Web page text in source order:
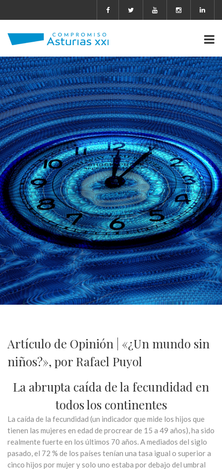
Artículo de Opinión | «¿Un mundo sin
niños?», por Rafael Puyol
La abrupta caída de la fecundidad en
todos los continentes
La caída de la fecundidad (un indicador que mide los hijos que
tienen las mujeres en edad de procrear de 15 a 49 años), ha sido
realmente fuerte en los últimos 70 años. A mediados del siglo
pasado, el 72 % de los países tenían una tasa igual o superior a
cinco hijos por mujer y solo uno estaba por debajo del umbral